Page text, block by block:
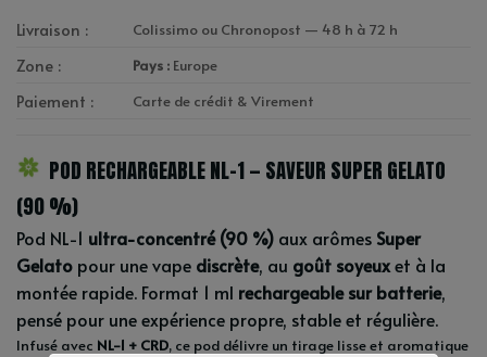
Livraison : Colissimo ou Chronopost — 48 h à 72 h
Zone : Pays :Europe
Paiement : Carte de crédit & Virement
POD RECHARGEABLE NL-1 — SAVEUR SUPER GELATO
(90 %)
Pod NL-1 ultra-concentré (90 %) aux arômes Super
Gelato pour une vape discrète, au goût soyeuxet à la
montée rapide. Format 1 ml rechargeable sur batterie,
pensé pour une expérience propre, stable et régulière.
Infusé avec NL-1 + CRD, ce pod délivre un tirage lisse et aromatique